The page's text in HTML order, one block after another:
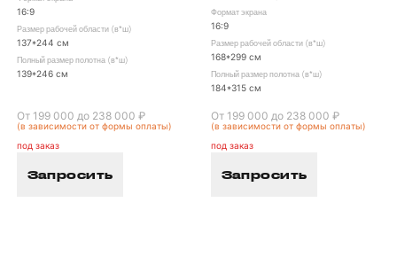
16:9
Размер рабочей области (в*ш)
137*244 см
Полный размер полотна (в*ш)
139*246 см
От 199 000 до 238 000 ₽
(в зависимости от формы оплаты)
под заказ
Запросить
Формат экрана
16:9
Размер рабочей области (в*ш)
168*299 см
Полный размер полотна (в*ш)
184*315 см
От 199 000 до 238 000 ₽
(в зависимости от формы оплаты)
под заказ
Запросить